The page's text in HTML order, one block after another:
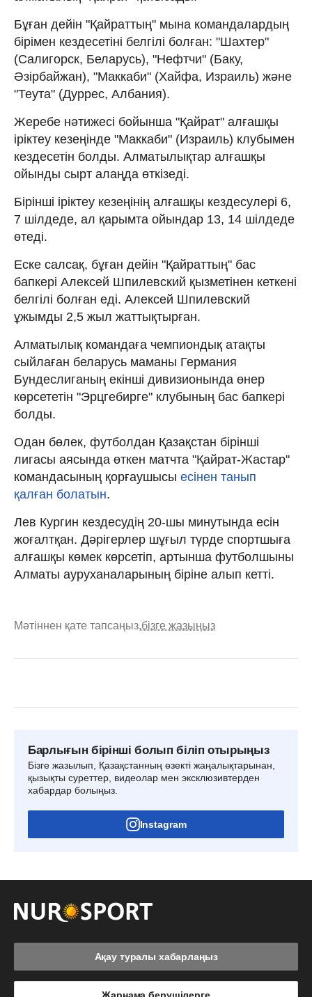
Бұған дейін "Қайраттың" мына командалардың
бірімен кездесетіні белгілі болған: "Шахтер"
(Салигорск, Беларусь), "Нефтчи" (Баку,
Әзірбайжан), "Маккаби" (Хайфа, Израиль) және
"Теута" (Дуррес, Албания).
Жеребе нәтижесі бойынша "Қайрат" алғашқы
іріктеу кезеңінде "Маккаби" (Израиль) клубымен
кездесетін болды. Алматылықтар алғашқы
ойынды сырт алаңда өткізеді.
Бірінші іріктеу кезеңінің алғашқы кездесулері 6,
7 шілдеде, ал қарымта ойындар 13, 14 шілдеде
өтеді.
Еске салсақ, бұған дейін "Қайраттың" бас
бапкері Алексей Шпилевский қызметінен кеткені
белгілі болған еді. Алексей Шпилевский
ұжымды 2,5 жыл жаттықтырған.
Алматылық командаға чемпиондық атақты
сыйлаған беларусь маманы Германия
Бундеслиганың екінші дивизионында өнер
көрсететін "Эрцгебирге" клубының бас бапкері
болды.
Одан бөлек, футболдан Қазақстан бірінші
лигасы аясында өткен матчта "Қайрат-Жастар"
командасының қорғаушысы есінен танып
қалған болатын.
Лев Кургин кездесудің 20-шы минутында есін
жоғалтқан. Дәрігерлер шұғыл түрде спортшыға
алғашқы көмек көрсетіп, артынша футболшыны
Алматы ауруханаларының біріне алып кетті.
Мәтіннен қате тапсаңыз,бізге жазыңыз
Барлығын бірінші болып біліп отырыңыз
Бізге жазылып, Қазақстанның өзекті жаңалықтарынан,
қызықты суреттер, видеолар мен эксклюзивтерден
хабардар болыңыз.
Instagram
Ақау туралы хабарлаңыз
Жарнама берушілерге